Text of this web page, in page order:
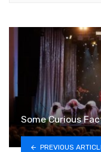
Some Curious
PREVIOUS